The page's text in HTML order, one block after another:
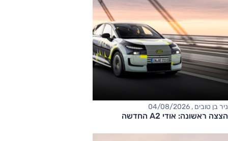
ניר בן טובים , 04/08/2026
הצצה ראשונה: אודי A2 החדשה